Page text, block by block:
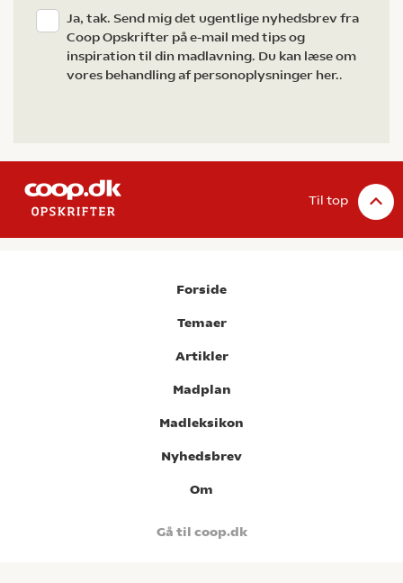
Ja, tak. Send mig det ugentlige nyhedsbrev fra
Coop Opskrifter på e-mail med tips og
inspiration til din madlavning. Du kan læse om
vores behandling af personoplysninger her..
Til top
Forside
Temaer
Artikler
Madplan
Madleksikon
Nyhedsbrev
Om
Gå til coop.dk